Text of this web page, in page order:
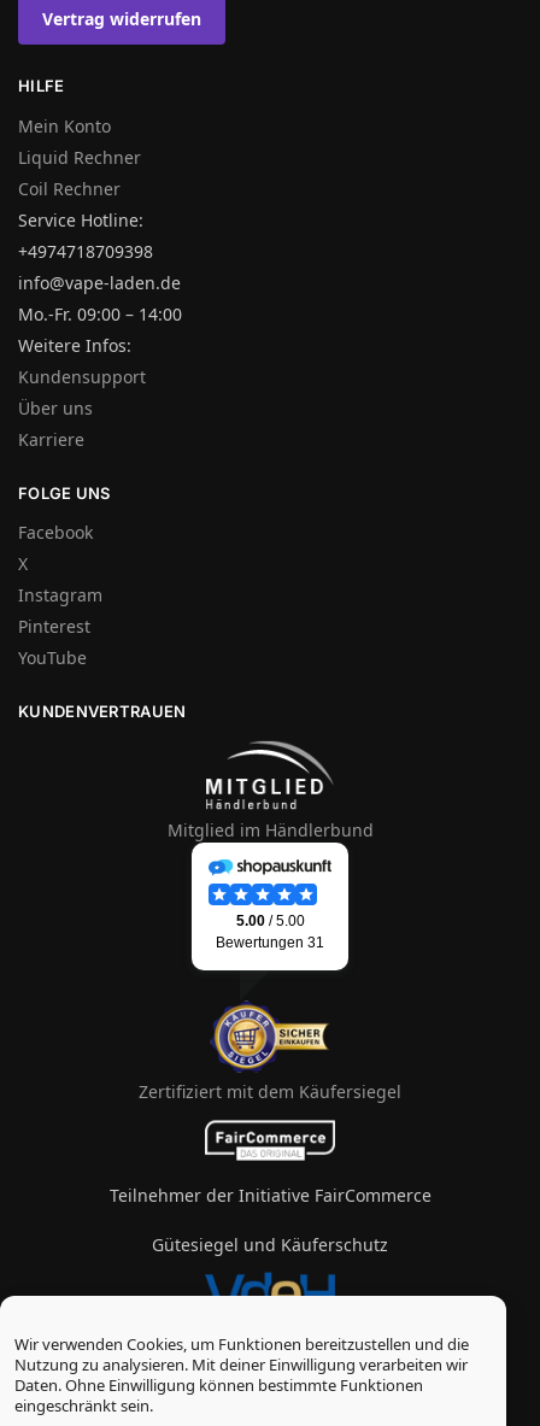
Wir verwenden Cookies, um Funktionen bereitzustellen und die
Nutzung zu analysieren. Mit deiner Einwilligung verarbeiten wir
Daten. Ohne Einwilligung können bestimmte Funktionen
eingeschränkt sein.
Vertrag widerrufen
HILFE
Mein Konto
Liquid Rechner
Coil Rechner
Service Hotline:
+4974718709398
info@vape-laden.de
Mo.-Fr. 09:00 – 14:00
Weitere Infos:
Kundensupport
Über uns
Karriere
FOLGE UNS
Facebook
X
Instagram
Pinterest
YouTube
KUNDENVERTRAUEN
Mitglied im Händlerbund
Zertifiziert mit dem Käufersiegel
Teilnehmer der Initiative FairCommerce
Gütesiegel und Käuferschutz
Mitglied im Verband des eZigarettenhandels
© Vape-Laden 2026